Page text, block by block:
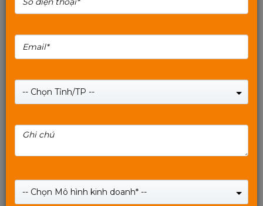
26/12/2017
Giới thiệu MIXIE
-- Chọn Tỉnh/TP --
-- Chọn Mô hình kinh doanh* --